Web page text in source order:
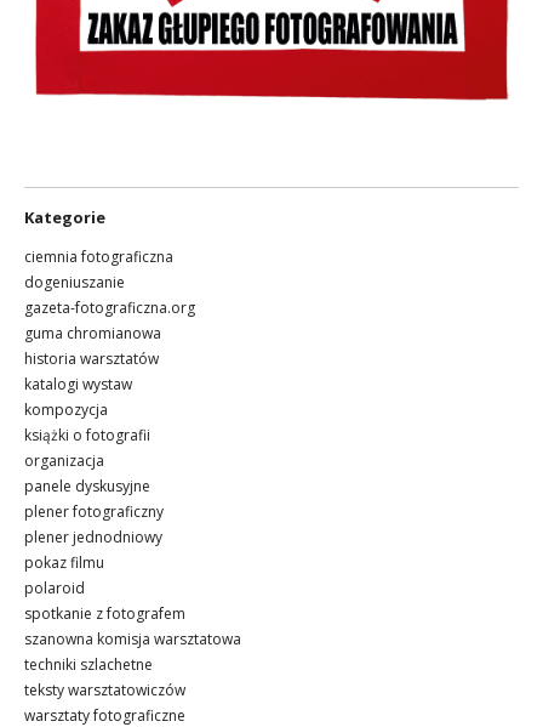
Kategorie
ciemnia fotograficzna
dogeniuszanie
gazeta-fotograficzna.org
guma chromianowa
historia warsztatów
katalogi wystaw
kompozycja
książki o fotografii
organizacja
panele dyskusyjne
plener fotograficzny
plener jednodniowy
pokaz filmu
polaroid
spotkanie z fotografem
szanowna komisja warsztatowa
techniki szlachetne
teksty warsztatowiczów
warsztaty fotograficzne